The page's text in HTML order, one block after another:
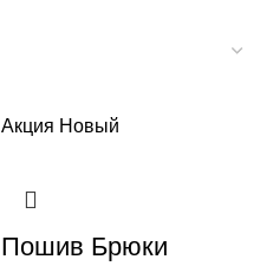
Акция Новый
Пошив Брюки